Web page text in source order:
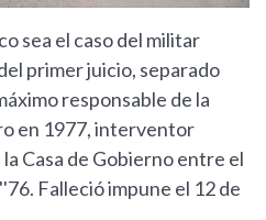
sea el caso del militar
primer juicio, separado
responsable de la
en 1977, interventor
Casa de Gobierno entre el
Falleció impune el 12 de